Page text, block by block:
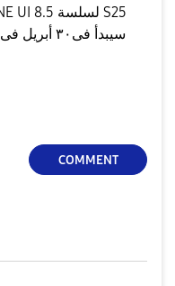
سيبدأ فى٣٠
COMMENT